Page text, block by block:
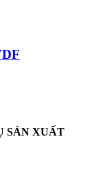
SẢN XUẤT